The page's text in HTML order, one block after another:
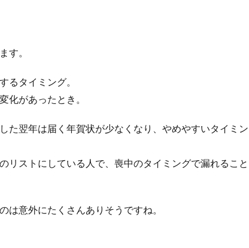
す。
るタイミング。
化があったとき。
た翌年は届く年賀状が少なくなり、やめやすいタイミン
リストにしている人で、喪中のタイミングで漏れること
は意外にたくさんありそうですね。